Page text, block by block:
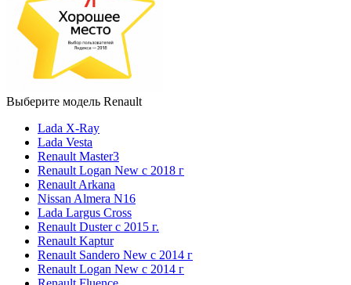
Выберите модель Renault
Lada X-Ray
Lada Vesta
Renault Master3
Renault Logan New с 2018 г
Renault Arkana
Nissan Almera N16
Lada Largus Cross
Renault Duster с 2015 г.
Renault Kaptur
Renault Sandero New с 2014 г
Renault Logan New с 2014 г